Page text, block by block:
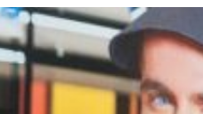
unha viaxe pola misión, a